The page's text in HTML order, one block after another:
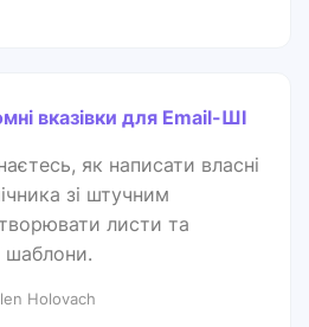
вказівки для Email-ШІ
як написати власні
зі штучним
листи та
шаблони.
Holovach